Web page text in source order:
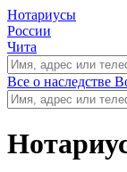
Нотариусы
России
Чита
Все о наследстве